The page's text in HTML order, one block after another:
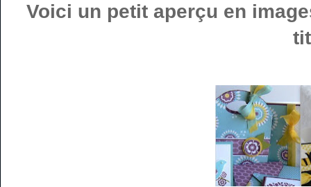
Voici un petit aperçu en